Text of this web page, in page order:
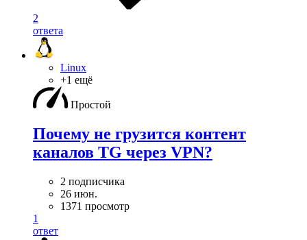
2
ответа
Linux
+1 ещё
Простой
Почему не грузится контент
каналов TG через VPN?
2 подписчика
26 июн.
1371 просмотр
1
ответ